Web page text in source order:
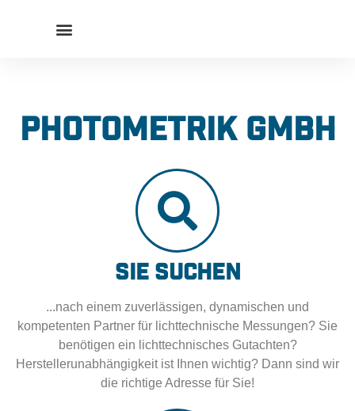
PHOTOMETRIK GMBH
Sie suchen
...nach einem zuverlässigen, dynamischen und
kompetenten Partner für lichttechnische Messungen? Sie
benötigen ein lichttechnisches Gutachten?
Herstellerunabhängigkeit ist Ihnen wichtig? Dann sind wir
die richtige Adresse für Sie!